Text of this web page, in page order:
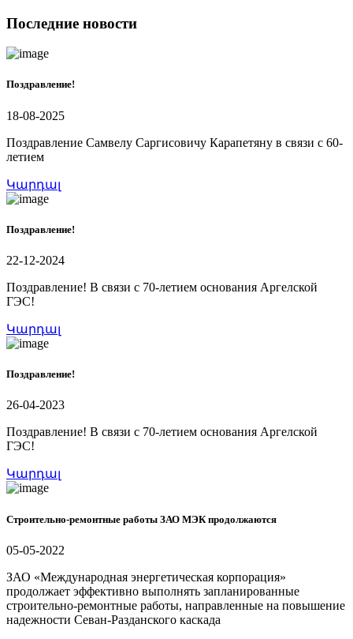
Последние новости
Поздравление!
18-08-2025
Поздравление Самвелу Саргисовичу Карапетяну в связи с 60-
летием
Կարդալ
Поздравление!
22-12-2024
Поздравление! В связи с 70-летием основания Аргелской
ГЭС!
Կարդալ
Поздравление!
26-04-2023
Поздравление! В связи с 70-летием основания Аргелской
ГЭС!
Կարդալ
Строительно-ремонтные работы ЗАО МЭК продолжаются
05-05-2022
ЗАО «Международная энергетическая корпорация»
продолжает эффективно выполнять запланированные
строительно-ремонтные работы, направленные на повышение
надежности Севан-Разданского каскада